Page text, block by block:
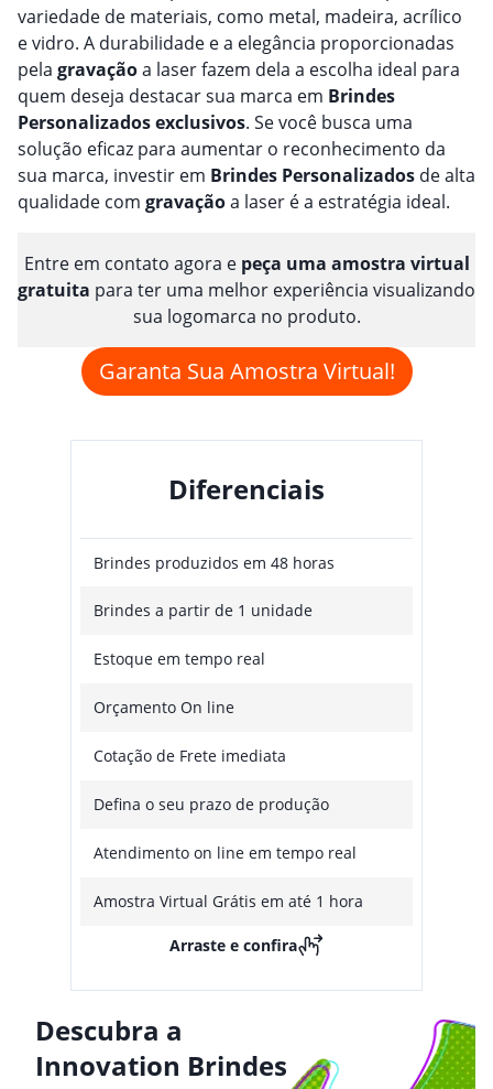
variedade de materiais, como metal, madeira, acrílico
e vidro. A durabilidade e a elegância proporcionadas
pela gravaçãoa laser fazem dela a escolha ideal para
quem deseja destacar sua marca em Brindes
Personalizadosexclusivos. Se você busca uma
solução eficaz para aumentar o reconhecimento da
sua marca, investir em Brindes Personalizados de alta
qualidade com gravaçãoa laser é a estratégia ideal.
Entre em contato agora e peça uma amostra virtual
gratuita para ter uma melhor experiência visualizando
sua logomarca no produto.
Garanta Sua Amostra Virtual!
Diferenciais
Brindes produzidos em 48 horas
Brindes a partir de 1 unidade
Estoque em tempo real
Orçamento On line
Cotação de Frete imediata
Defina o seu prazo de produção
Atendimento on line em tempo real
Amostra Virtual Grátis em até 1 hora
Arraste e confira
Descubra a
Innovation Brindes